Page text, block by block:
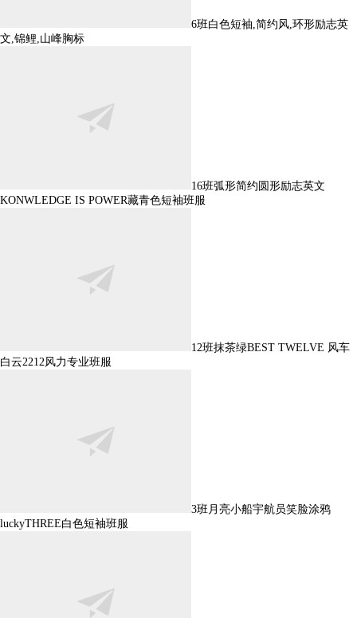
6班白色短袖,简约风,环形励志英
文,锦鲤,山峰胸标
16班弧形简约圆形励志英文
KONWLEDGE IS POWER藏青色短袖班服
12班抹茶绿BEST TWELVE 风车
白云2212风力专业班服
3班月亮小船宇航员笑脸涂鸦
luckyTHREE白色短袖班服